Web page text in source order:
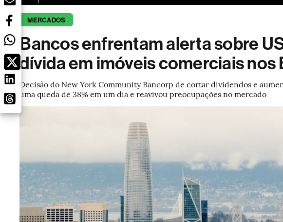
MERCADOS
Bancos enfrentam alerta sobre
dívida em imóveis comerciais nos
Decisão do New York Community Bancorp de cortar dividendos e
uma queda de 38% em um dia e reavivou preocupações no mercado